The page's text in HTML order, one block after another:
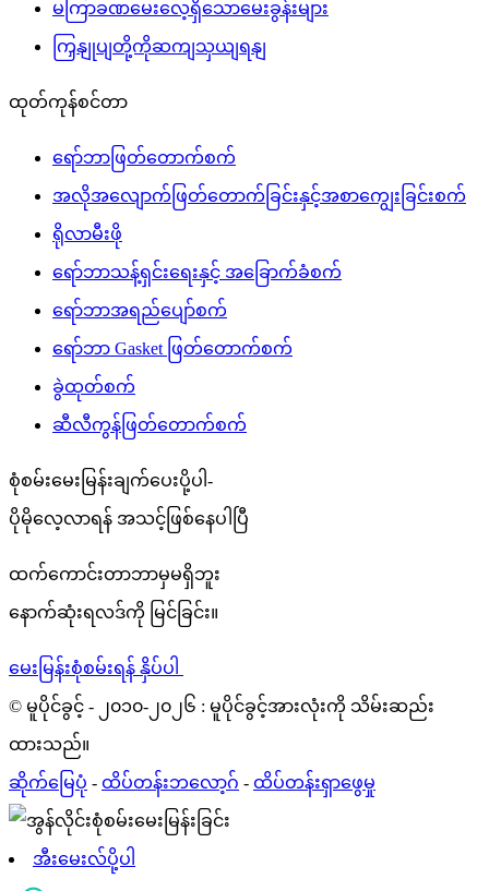
မကြာခဏမေးလေ့ရှိသောမေးခွန်းများ
ကြှနျုပျတို့ကိုဆကျသှယျရနျ
ထုတ်ကုန်စင်တာ
ရော်ဘာဖြတ်တောက်စက်
အလိုအလျောက်ဖြတ်တောက်ခြင်းနှင့်အစာကျွေးခြင်းစက်
ရိုလာမီးဖို
ရော်ဘာသန့်ရှင်းရေးနှင့် အခြောက်ခံစက်
ရော်ဘာအရည်ပျော်စက်
ရော်ဘာ Gasket ဖြတ်တောက်စက်
ခွဲထုတ်စက်
ဆီလီကွန်ဖြတ်တောက်စက်
စုံစမ်းမေးမြန်းချက်ပေးပို့ပါ-
ပိုမိုလေ့လာရန် အသင့်ဖြစ်နေပါပြီ
ထက်ကောင်းတာဘာမှမရှိဘူး
နောက်ဆုံးရလဒ်ကို မြင်ခြင်း။
မေးမြန်းစုံစမ်းရန် နှိပ်ပါ
© မူပိုင်ခွင့် - ၂၀၁၀-၂၀၂၆ : မူပိုင်ခွင့်အားလုံးကို သိမ်းဆည်း
ထားသည်။
ဆိုက်မြေပုံ - ထိပ်တန်းဘလော့ဂ် - ထိပ်တန်းရှာဖွေမှု
အီးမေးလ်ပို့ပါ